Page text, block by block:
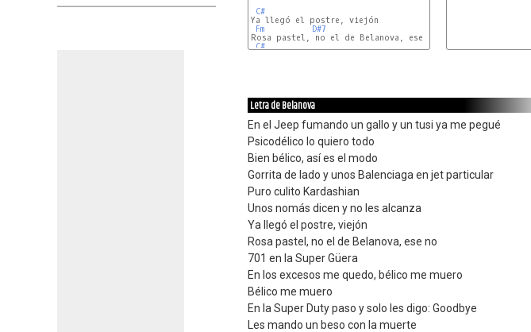
C#
Ya llegó el postre, viejón
Fm
D#7
Rosa pastel, no el de Belanova, ese no
C#
Letra de Belanova
En el Jeep fumando un gallo y un tusi ya me pegué
Psicodélico lo quiero todo
Bien bélico, así es el modo
Gorrita de lado y unos Balenciaga en jet particular
Puro culito Kardashian
Unos nomás dicen y no les alcanza
Ya llegó el postre, viejón
Rosa pastel, no el de Belanova, ese no
701 en la Super Güera
En los excesos me quedo, bélico me muero
Bélico me muero
En la Super Duty paso y solo les digo: Goodbye
Les mando un beso con la muerte